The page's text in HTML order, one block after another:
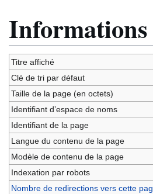
navigation
recherche
Informations
Titre affiché
Clé de tri par défaut
Taille de la page (en octets)
Identifiant dʼespace de noms
Identifiant de la page
Langue du contenu de la page
Modèle de contenu de la page
Indexation par robots
Nombre de redirections vers cette